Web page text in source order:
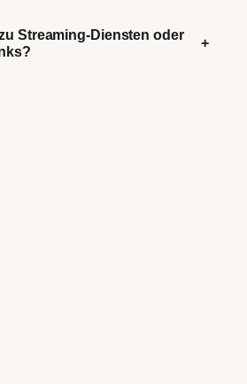
Streaming-Diensten oder
+